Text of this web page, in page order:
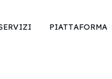
PIATTAFORMA